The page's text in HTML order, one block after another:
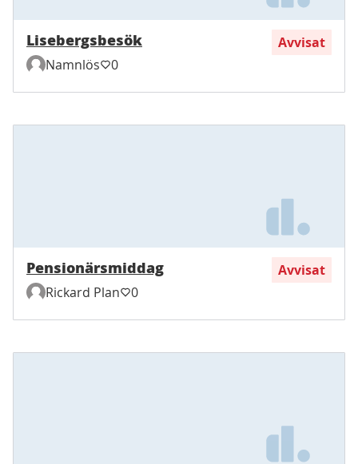
Lisebergsbesök
Avvisat
Namnlös
0
Pensionärsmiddag
Avvisat
Rickard Plan
0